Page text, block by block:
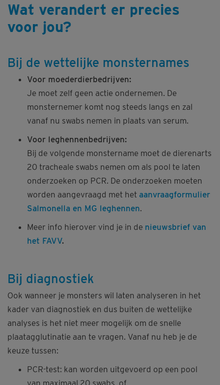
Wat verandert er precies
voor jou?
Bij de wettelijke monsternames
Voor moederdierbedrijven:
Je moet zelf geen actie ondernemen. De
monsternemer komt nog steeds langs en zal
vanaf nu swabs nemen in plaats van serum.
Voor leghennenbedrijven:
Bij de volgende monstername moet de dierenarts
20 tracheale swabs nemen om als pool te laten
onderzoeken op PCR. De onderzoeken moeten
worden aangevraagd met het aanvraagformulier
Salmonella en MG leghennen.
Meer info hierover vind je in de nieuwsbrief van
het FAVV.
Bij diagnostiek
Ook wanneer je monsters wil laten analyseren in het
kader van diagnostiek en dus buiten de wettelijke
analyses is het niet meer mogelijk om de snelle
plaatagglutinatie aan te vragen. Vanaf nu heb je de
keuze tussen:
PCR-test: kan worden uitgevoerd op een pool